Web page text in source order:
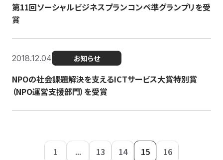
第11回ソーシャルビジネスプランコンペ準グランプリを受
賞
2018.12.04 お知らせ
NPOの社会課題解決を支えるICTサービス大賞特別賞
（NPO運営支援部門）を受賞
1 ... 13 14 15 16